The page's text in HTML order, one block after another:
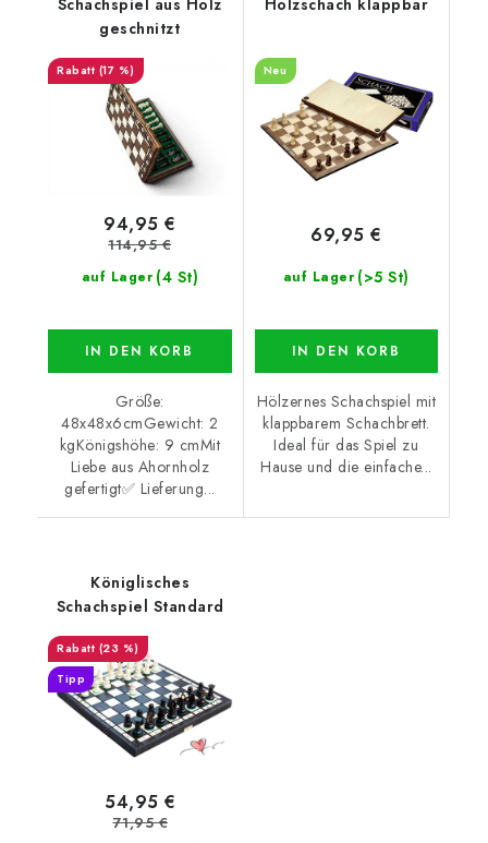
Schachspiel aus Holz
geschnitzt
(17 %)
auf Lager (4 St)
94,95 €
114,95 €
IN DEN KORB
Größe:
48x48x6cmGewicht: 2
kgKönigshöhe: 9 cmMit
Liebe aus Ahornholz
gefertigt✅ Lieferung...
Holzschach klappbar
Neu
auf Lager (>5 St)
69,95 €
IN DEN KORB
Hölzernes Schachspiel mit
klappbarem Schachbrett.
Ideal für das Spiel zu
Hause und die einfache...
Königlisches
Schachspiel Standard
(23 %)
Tipp
54,95 €
71,95 €